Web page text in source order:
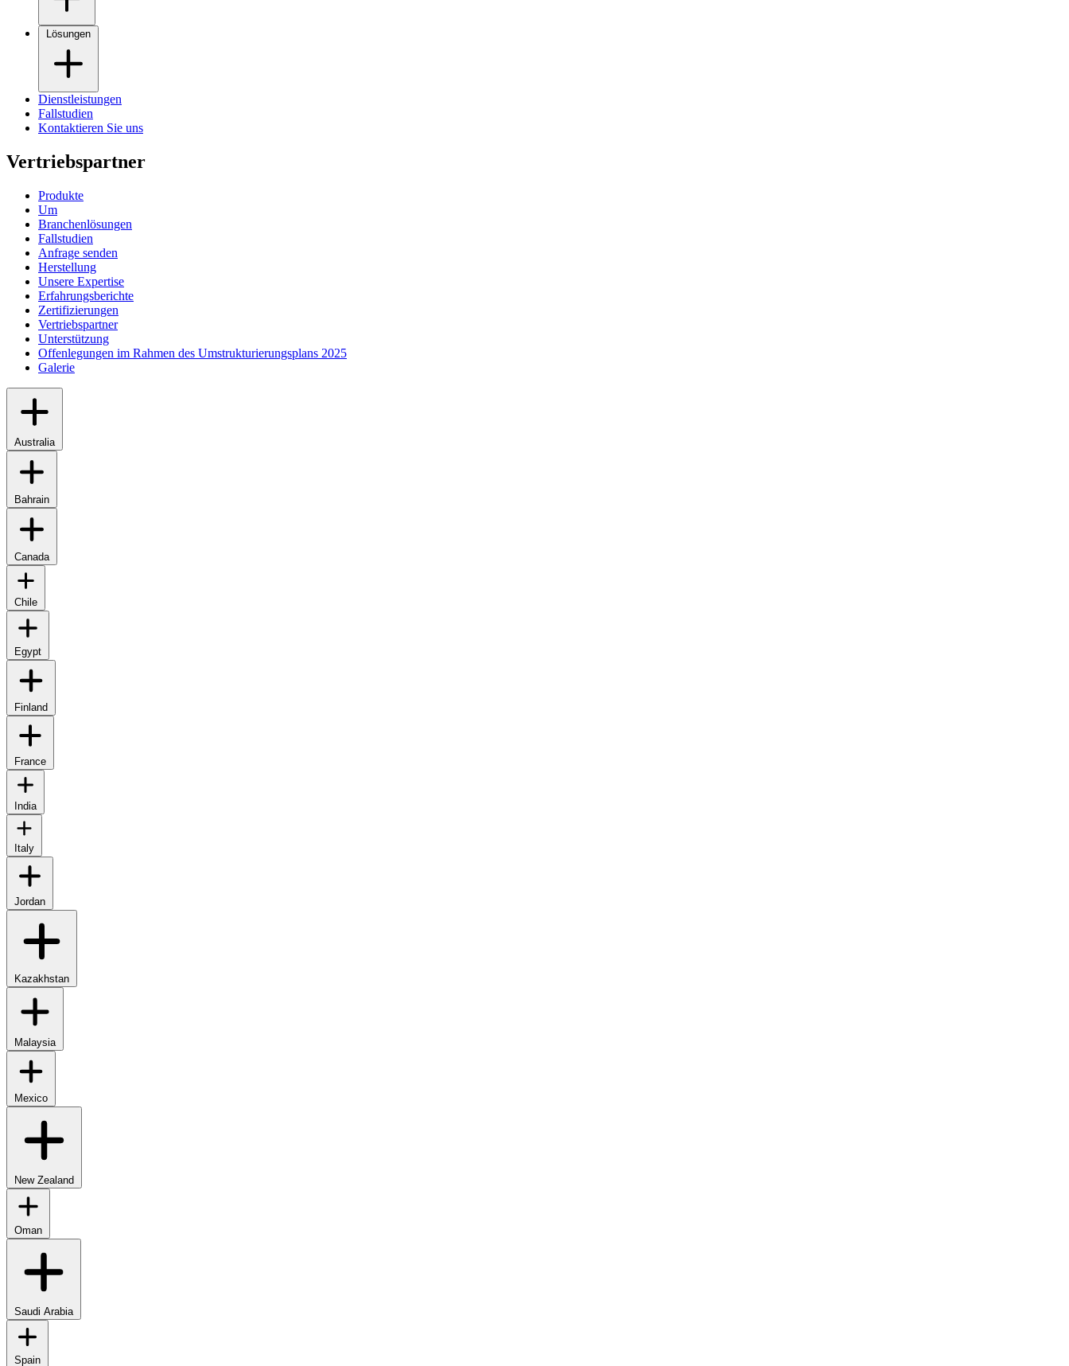
Dienstleistungen
Fallstudien
Kontaktieren Sie uns
Vertriebspartner
Produkte
Um
Branchenlösungen
Fallstudien
Anfrage senden
Herstellung
Unsere Expertise
Erfahrungsberichte
Zertifizierungen
Vertriebspartner
Unterstützung
Offenlegungen im Rahmen des Umstrukturierungsplans 2025
Galerie
Australia
Bahrain
Canada
Chile
Egypt
Finland
France
India
Italy
Jordan
Kazakhstan
Malaysia
Mexico
New Zealand
Oman
Saudi Arabia
Spain